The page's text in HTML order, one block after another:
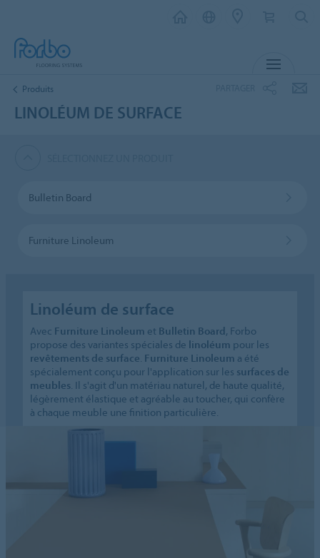
Produits
LINOLÉUM DE SURFACE
Bulletin Board
Furniture Linoleum
Linoléum de surface
Avec Furniture Linoleum et Bulletin Board, Forbo
propose des variantes spéciales de linoléum pour les
revêtements de surface. Furniture Linoleum a été
spécialement conçu pour l'application sur les surfaces de
meubles. Il s'agit d'un matériau naturel, de haute qualité,
légèrement élastique et agréable au toucher, qui confère
à chaque meuble une finition particulière.